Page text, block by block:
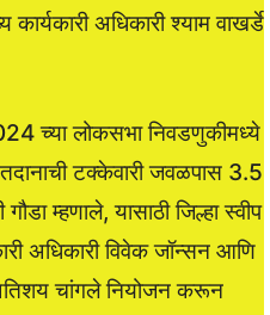
अधिकारी श्याम वाखर्डे
च्या लोकसभा निवडणुकीमध्ये
टक्केवारी जवळपास 3.5
म्हणाले, यासाठी जिल्हा स्वीप
अधिकारी विवेक जॉन्सन आणि
चांगले नियोजन करून